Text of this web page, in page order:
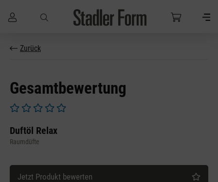
Zum Hauptinhalt springen
Zurück
Gesamtbewertung
Duftöl Relax
Raumdüfte
Jetzt Produkt bewerten